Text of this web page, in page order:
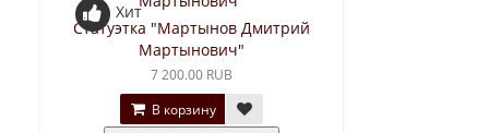
Хит
Статуэтка "Мартынов Дмитрий
Мартынович"
7 200.00 RUB
В корзину